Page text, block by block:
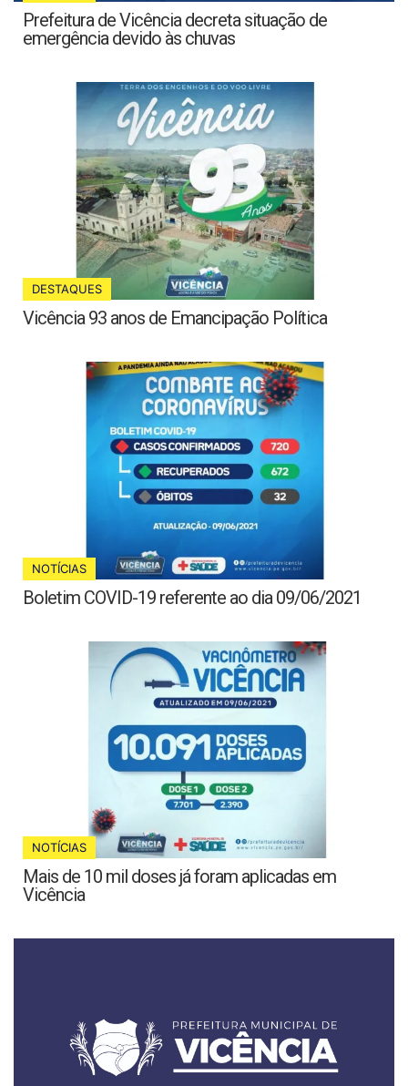
Prefeitura de Vicência decreta situação de
emergência devido às chuvas
DESTAQUES
Vicência 93 anos de Emancipação Política
NOTÍCIAS
Boletim COVID-19 referente ao dia 09/06/2021
NOTÍCIAS
Mais de 10 mil doses já foram aplicadas em
Vicência